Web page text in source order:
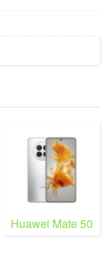
Huawei Mate 50